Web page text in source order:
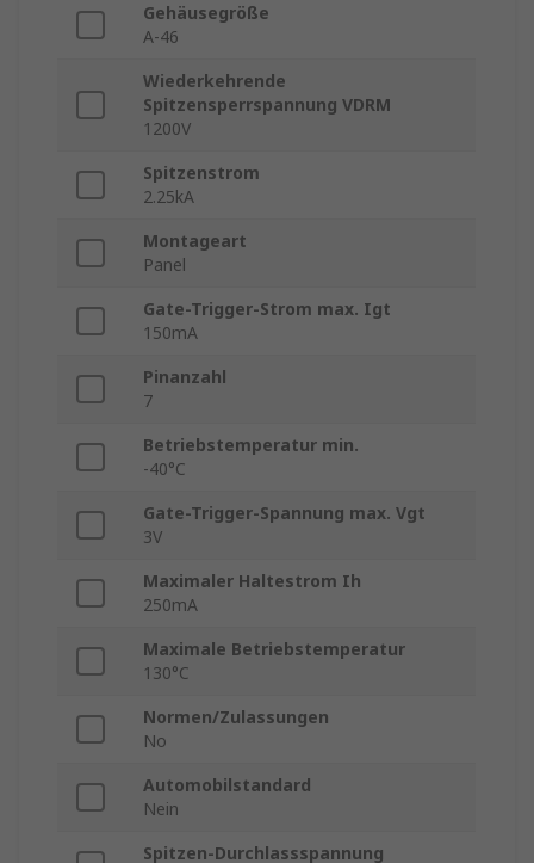
Gehäusegröße
A-46
Wiederkehrende
Spitzensperrspannung VDRM
1200V
Spitzenstrom
2.25kA
Montageart
Panel
Gate-Trigger-Strom max. Igt
150mA
Pinanzahl
7
Betriebstemperatur min.
-40°C
Gate-Trigger-Spannung max. Vgt
3V
Maximaler Haltestrom Ih
250mA
Maximale Betriebstemperatur
130°C
Normen/Zulassungen
No
Automobilstandard
Nein
Spitzen-Durchlassspannung